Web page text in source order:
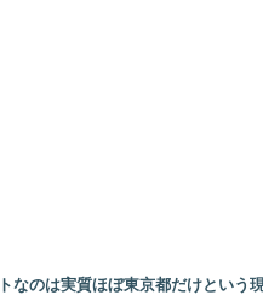
なのは実質ほぼ東京都だけという